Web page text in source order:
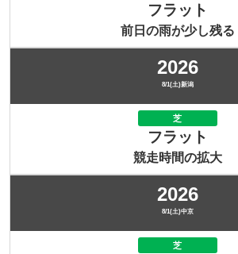
フラット
前日の雨が少し残る
2026
8/1(土)新潟
芝
フラット
競走時間の拡大
2026
8/1(土)中京
芝